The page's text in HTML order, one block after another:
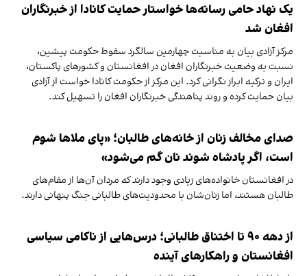
یک نهاد حامی رسانه‌ها خواستار حمایت کانادا از خبرنگاران
افغان شد
مرکز آزادی بیان به مناسبت چهارمین سالگرد سقوط حکومت پیشین،
نسبت به وضعیت خبرنگاران افغان در افغانستان و کشورهای پاکستان،
ایران و ترکیه ابراز نگرانی کرد. این مرکز از حکومت کانادا خواست از آزادی
بیان حمایت کرده و روند پناهندگی خبرنگاران افغان را تسهیل کند.
صدای مخالف زنان از خانه‌های طالبان؛ «پای ملاها شوم
است، اگر پادشاه شوند نان گم می‌شود»
در افغانستان خانواده‌های زیادی وجود دارند که مردان آن‌ها از مقام‌های
طالبان هستند، اما زنان‌شان با محدودیت‌های طالبانی جنگ پنهانی دارند.
از دهه ۹۰ تا اختناق طالبانی؛ درس‌هایی از ناکامی سیاسی
افغانستان و راهکارهای آینده